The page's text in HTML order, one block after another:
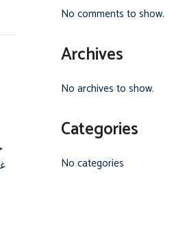
No comments to show.
Archives
No archives to show.
Categories
No categories